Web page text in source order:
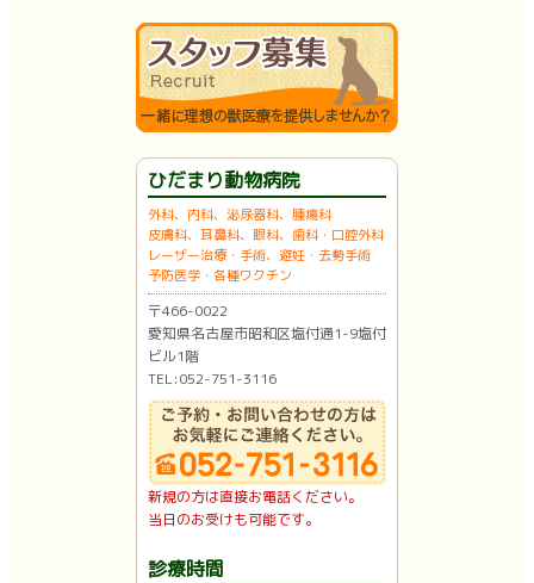
ひだまり動物病院
外科、内科、泌尿器科、腫瘍科
皮膚科、耳鼻科、眼科、歯科・口腔外科
レーザー治療・手術、避妊・去勢手術
予防医学・各種ワクチン
〒466-0022
愛知県名古屋市昭和区塩付通1-9塩付
ビル1階
TEL:052-751-3116
新規の方は直接お電話ください。
当日のお受けも可能です。
診療時間